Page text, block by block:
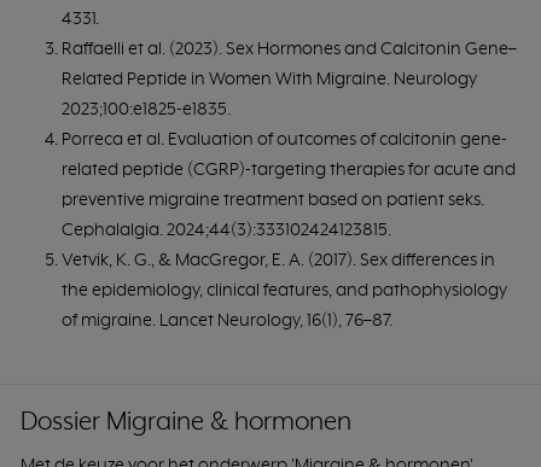
4331.
Raffaelli et al. (2023). Sex Hormones and Calcitonin Gene–
Related Peptide in Women With Migraine. Neurology
2023;100:e1825-e1835.
Porreca et al. Evaluation of outcomes of calcitonin gene-
related peptide (CGRP)-targeting therapies for acute and
preventive migraine treatment based on patient seks.
Cephalalgia. 2024;44(3):333102424123815.
Vetvik, K. G., & MacGregor, E. A. (2017). Sex differences in
the epidemiology, clinical features, and pathophysiology
of migraine. Lancet Neurology, 16(1), 76–87.
Dossier Migraine & hormonen